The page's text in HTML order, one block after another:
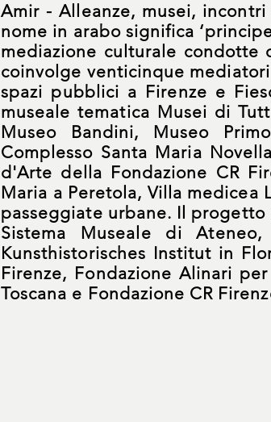
Amir - Alleanze, musei,
nome in arabo significa
mediazione culturale
coinvolge venticinque
spazi pubblici a Firenze e
museale tematica Musei di
Museo Bandini, Museo
Complesso Santa Maria
d'Arte della Fondazione CR
Maria a Peretola, Villa medicea
passeggiate urbane. Il progetto
Sistema Museale di
Kunsthistorisches Institut in
Firenze, Fondazione Alinari
Toscana e Fondazione CR